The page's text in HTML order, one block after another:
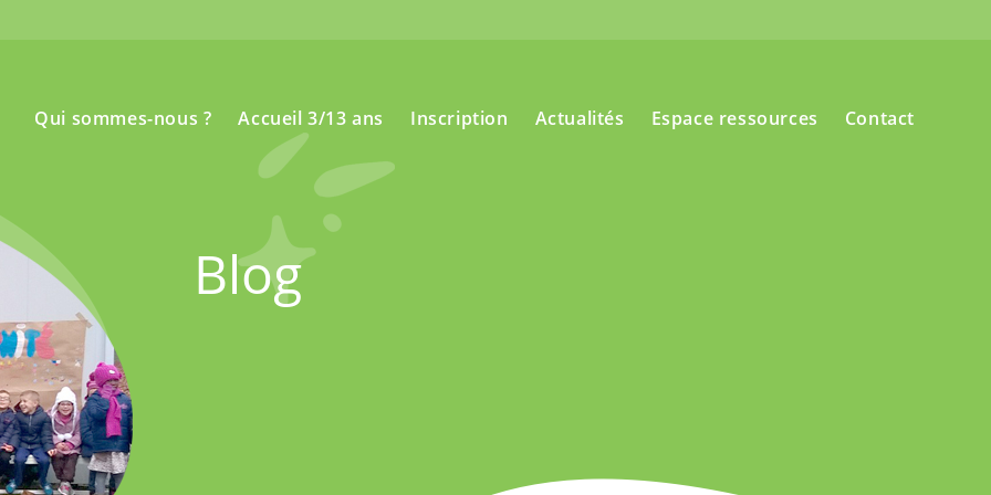
Qui sommes-nous ? Accueil 3/13 ans Inscription Actualités Espace ressources Contact
Blog